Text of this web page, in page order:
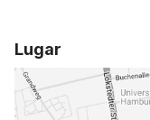
Lugar